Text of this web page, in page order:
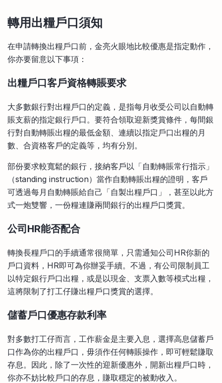
轉用出糧戶口須知
在申請轉換出糧戶口前，金亮火眼地比較優惠是指定動作，
你亦要留意以下事項：
出糧戶口客戶資格轉賬要求
大多數銀行對出糧戶口的定義，是指每月收受公司以自動轉
賬支薪的指定銀行戶口。要符合領取迎新獎賞條件，每間銀
行對自動轉賬出糧的最低金額、連續以指定戶口出糧的月
數、合資格客戶的定義等，均有分別。
部份要求較寬鬆的銀行，接納客戶以「自動轉賬常行指示」
（standing instruction）當作自動轉賬出糧的證明，客戶
可透過每月自動轉賬給自己「自製出糧戶口」，甚至以此方
式一炮雙響，一份糧連賺兩間銀行的出糧戶口獎賞。
公司HR能否配合
轉換長糧戶口的手續通常很簡單，只需通知公司HR你新的
戶口資料，HR即可為你辦妥手續。不過，有公司限制員工
以特定銀行戶口出糧，或是以現金、支票入數等模式出糧，
這將限制了打工仔賺出糧戶口獎賞的選擇。
儲蓄戶口優惠存款利率
對多數打工仔而言，工作薪金是主要入息，選擇高息儲蓄戶
口作為你的出糧戶口，毋須作任何轉賬操作，即可輕鬆賺取
存息。因此，除了一次性的迎新優惠外，開新出糧戶口時，
你亦不妨比較戶口的存息，賺取穩定的被動收入。